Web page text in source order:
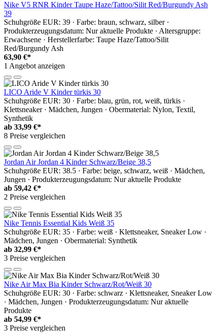
Nike V5 RNR Kinder Taupe Haze/Tattoo/Silit Red/Burgundy Ash
39
Schuhgröße EUR: 39 · Farbe: braun, schwarz, silber ·
Produkterzeugungsdatum: Nur aktuelle Produkte · Altersgruppe:
Erwachsene · Herstellerfarbe: Taupe Haze/Tattoo/Silit
Red/Burgundy Ash
63,90 €*
1 Angebot anzeigen
LICO Aride V Kinder türkis 30
Schuhgröße EUR: 30 · Farbe: blau, grün, rot, weiß, türkis ·
Klettsneaker · Mädchen, Jungen · Obermaterial: Nylon, Textil,
Synthetik
ab 33,99 €*
8 Preise vergleichen
Jordan Air Jordan 4 Kinder Schwarz/Beige 38,5
Schuhgröße EUR: 38.5 · Farbe: beige, schwarz, weiß · Mädchen,
Jungen · Produkterzeugungsdatum: Nur aktuelle Produkte
ab 59,42 €*
2 Preise vergleichen
Nike Tennis Essential Kids Weiß 35
Schuhgröße EUR: 35 · Farbe: weiß · Klettsneaker, Sneaker Low ·
Mädchen, Jungen · Obermaterial: Synthetik
ab 32,99 €*
3 Preise vergleichen
Nike Air Max Bia Kinder Schwarz/Rot/Weiß 30
Schuhgröße EUR: 30 · Farbe: schwarz · Klettsneaker, Sneaker Low
· Mädchen, Jungen · Produkterzeugungsdatum: Nur aktuelle
Produkte
ab 54,99 €*
3 Preise vergleichen